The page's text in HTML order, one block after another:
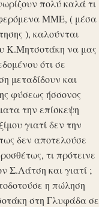
πολύ καλά τι
ΜΜΕ, ( μέσα
), καλούνται
Κ.Μητσοτάκη να μας
ότι σε
μεταδίδουν και
φύσεως ήσσονος
την επίσκεψη
γιατί δεν την
δεν αποτελούσε
τι πρότεινε
Σ.Λάτση και γιατί ;
η πώληση
στη Γλυφάδα σε